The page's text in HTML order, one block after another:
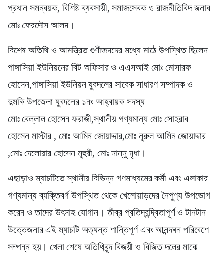
প্রধান সমন্বয়ক, বিশিষ্ট ব্যবসায়ী, সমাজসেবক ও রাজনীতিবিদ জনাব
মোঃ ফেরদৌস আলম।
বিশেষ অতিথি ও আমন্ত্রিত গুণীজনদের মধ্যে মাঠে উপস্থিত ছিলেন
পাঙ্গাসিয়া ইউনিয়নের বিট অফিসার ও এএসআই মোঃ মোসারফ
হোসেন,পাঙ্গাসিয়া ইউনিয়ন যুবদলের সাবেক সাধারণ সম্পাদক ও
দুমকি উপজেলা যুবদলের ১নং আহ্বায়ক সদস্য
মোঃ বেল্লাল হোসেন ফরাজী,স্থানীয় গণ্যমান্য মোঃ সোহরাব
হোসেন মাস্টার‌ , মোঃ আমিন জোয়াদ্দার,মোঃ নুরুল আমিন জোয়াদ্দার
,মোঃ দেলোয়ার হোসেন মুহুরী, মোঃ নান্নু মৃধা।
এছাড়াও ম্যাচটিতে স্থানীয় বিভিন্ন গণমাধ্যমের কর্মী এবং এলাকার
গণ্যমান্য ব্যক্তিবর্গ উপস্থিত থেকে খেলোয়াড়দের নৈপুণ্য উপভোগ
করেন ও তাদের উৎসাহ যোগান। তীব্র প্রতিদ্বন্দ্বিতাপূর্ণ ও টানটান
উত্তেজনার এই ম্যাচটি অত্যন্ত শান্তিপূর্ণ এবং আনন্দঘন পরিবেশে
সম্পন্ন হয়। খেলা শেষে অতিথিবৃন্দ বিজয়ী ও বিজিত দলের মাঝে